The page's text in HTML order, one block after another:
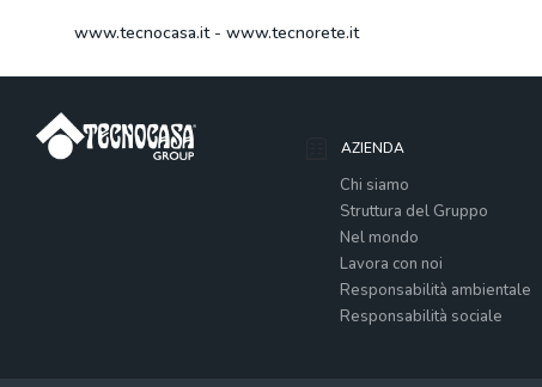
www.tecnocasa.it- www.tecnorete.it
AZIENDA
Chi siamo
Struttura del Gruppo
Nel mondo
Lavora con noi
Responsabilità ambientale
Responsabilità sociale